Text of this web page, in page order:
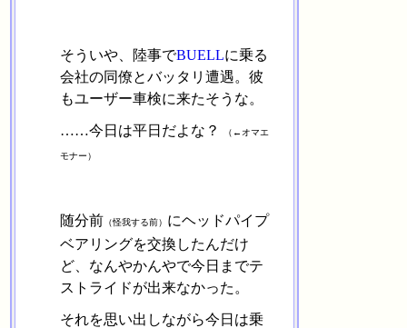
そういや、陸事でBUELLに乗る
会社の同僚とバッタリ遭遇。彼
もユーザー車検に来たそうな。
……今日は平日だよな？ （←オマエ
モナー）
随分前 （怪我する前） にヘッドパイプ
ベアリングを交換したんだけ
ど、なんやかんやで今日までテ
ストライドが出来なかった。
それを思い出しながら今日は乗